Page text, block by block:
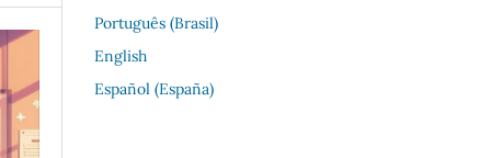
Português (Brasil)
English
Español (España)